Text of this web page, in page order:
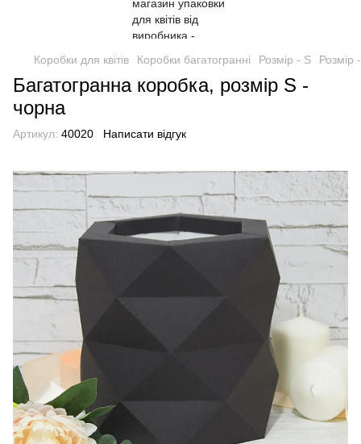
Коробки для квітів Коробки багатогранні Розмір - S Розмір
Багатогранна коробка, розмір S -
чорна
Артикул: 40020 Написати відгук